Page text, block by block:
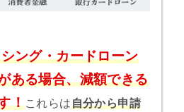
ング・カードローン
ある場合、減額できる
！これらは自分から申請